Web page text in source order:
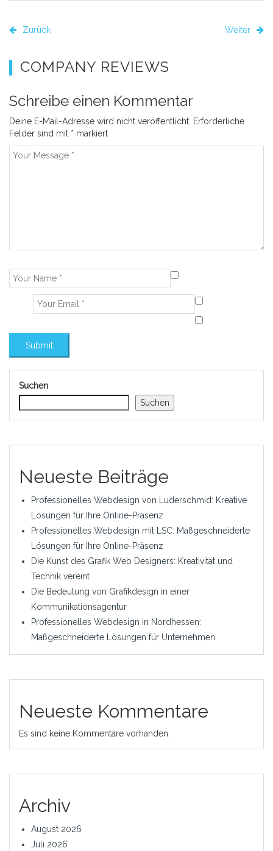
Zurück Weiter
COMPANY REVIEWS
Schreibe einen Kommentar
Deine E-Mail-Adresse wird nicht veröffentlicht. Erforderliche
Felder sind mit * markiert
Suchen
Suchen
Neueste Beiträge
Professionelles Webdesign von Luderschmid: Kreative
Lösungen für Ihre Online-Präsenz
Professionelles Webdesign mit LSC: Maßgeschneiderte
Lösungen für Ihre Online-Präsenz
Die Kunst des Grafik Web Designers: Kreativität und
Technik vereint
Die Bedeutung von Grafikdesign in einer
Kommunikationsagentur
Professionelles Webdesign in Nordhessen:
Maßgeschneiderte Lösungen für Unternehmen
Neueste Kommentare
Es sind keine Kommentare vorhanden.
Archiv
August 2026
Juli 2026